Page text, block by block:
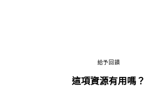
給予回饋
這項資源有用嗎？